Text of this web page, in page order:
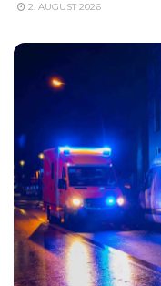
2. AUGUST 2026